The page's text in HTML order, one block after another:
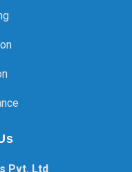
Pvt. Ltd